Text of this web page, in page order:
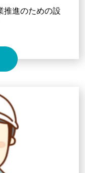
推進のための設